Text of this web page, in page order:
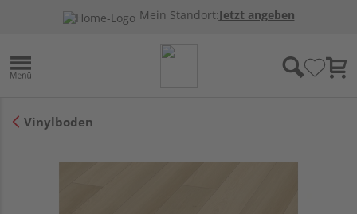
Mein Standort:Jetzt angeben
Vinylboden